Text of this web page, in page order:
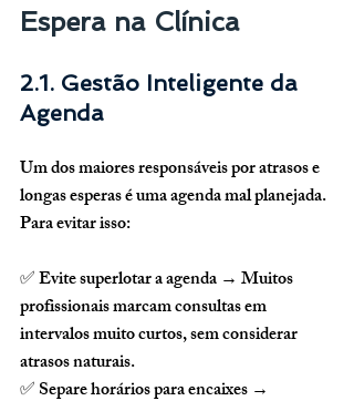
Espera na Clínica
2.1. Gestão Inteligente da
Agenda
Um dos maiores responsáveis por atrasos e
longas esperas é uma agenda mal planejada.
Para evitar isso:
✅ Evite superlotar a agenda → Muitos
profissionais marcam consultas em
intervalos muito curtos, sem considerar
atrasos naturais.
✅ Separe horários para encaixes →